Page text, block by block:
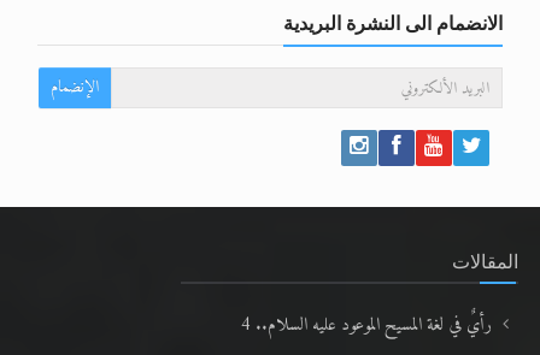
الانضمام الى النشرة البريدية
الإنضمام
المقالات
رأيٌ في لغة المسيح الموعود عليه السلام.. 4